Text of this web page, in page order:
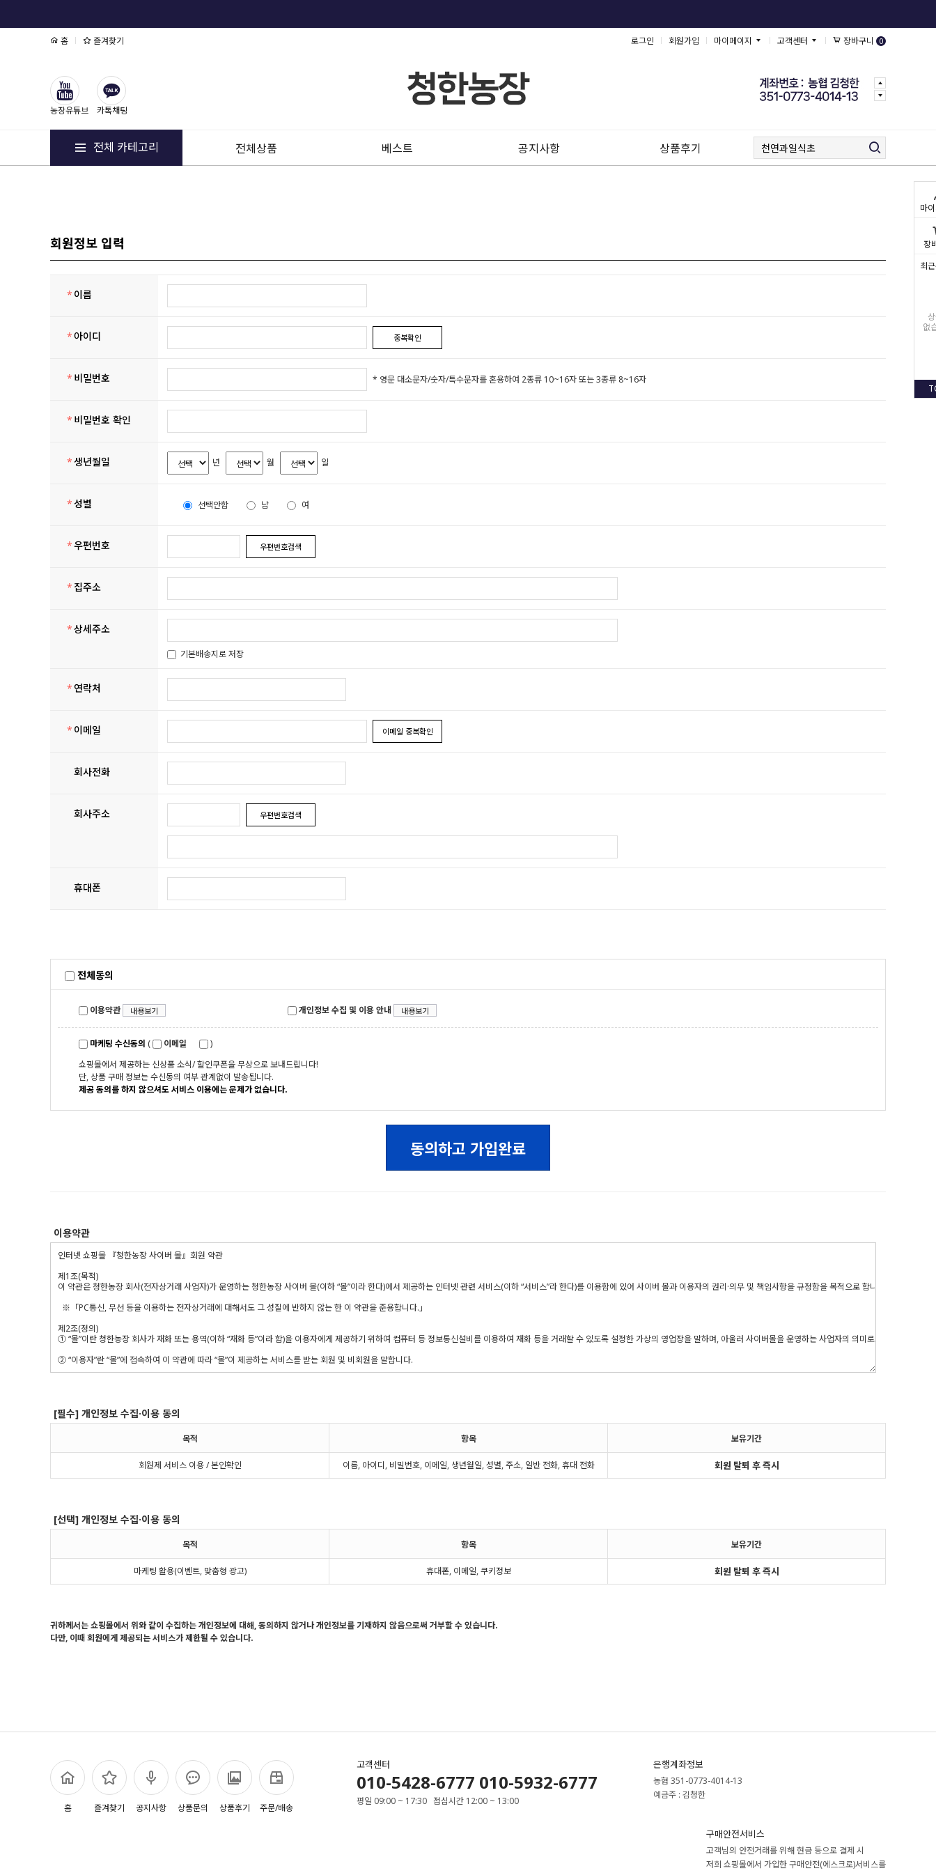
마
장
최
없
홈 즐겨찾기 로그인 회원가입 마이페이지 고객센터 장바구니 0
농장유튜브 카톡채팅
전체 카테고리 전체상품 베스트 공지사항 상품후기
회원정보 입력
* 이름
*아이디 중복확인
* 비밀번호 * 영문 대소문자/숫자/특수문자를 혼용하여 2종류 10~16자 또는 3종류 8~16자
* 비밀번호 확인
*생년월일 년 월 일
*성별 선택안함 남 여
*우편번호 우편번호검색
* 집주소
*상세주소
기본배송지로 저장
*연락처
* 이메일 이메일 중복확인
회사전화
회사주소 우편번호검색
휴대폰
전체동의
이용약관 내용보기 개인정보 수집 및 이용 안내 내용보기
마케팅 수신동의 ( 이메일
)
쇼핑몰에서 제공하는 신상품 소식/ 할인쿠폰을 무상으로 보내드립니다!
단, 상품 구매 정보는 수신동의 여부 관계없이 발송됩니다.
제공 동의를 하지 않으셔도 서비스 이용에는 문제가 없습니다.
동의하고 가입완료
이용약관
[필수] 개인정보 수집·이용 동의
목적 항목 보유기간
회원제 서비스 이용 / 본인확인 이름, 아이디, 비밀번호, 이메일, 생년월일, 성별, 주소, 일반 전화, 휴대 전화 회원 탈퇴 후 즉시
[선택] 개인정보 수집·이용 동의
목적 항목 보유기간
마케팅 활용(이벤트, 맞춤형 광고) 휴대폰, 이메일, 쿠키정보 회원 탈퇴 후 즉시
귀하께서는 쇼핑몰에서 위와 같이 수집하는 개인정보에 대해, 동의하지 않거나 개인정보를 기재하지 않음으로써 거부할 수 있습니다.
다만, 이때 회원에게 제공되는 서비스가 제한될 수 있습니다.
홈 즐겨찾기 공지사항 상품문의 상품후기 주문/배송
고객센터
010-5428-6777 010-5932-6777
평일 09:00 ~ 17:30 점심시간 12:00 ~ 13:00
은행계좌정보
농협 351-0773-4014-13
예금주 : 김청한
구매안전서비스
고객님의 안전거래를 위해 현금 등으로 결제 시
저희 쇼핑몰에서 가입한 구매안전(에스크로)서비스를